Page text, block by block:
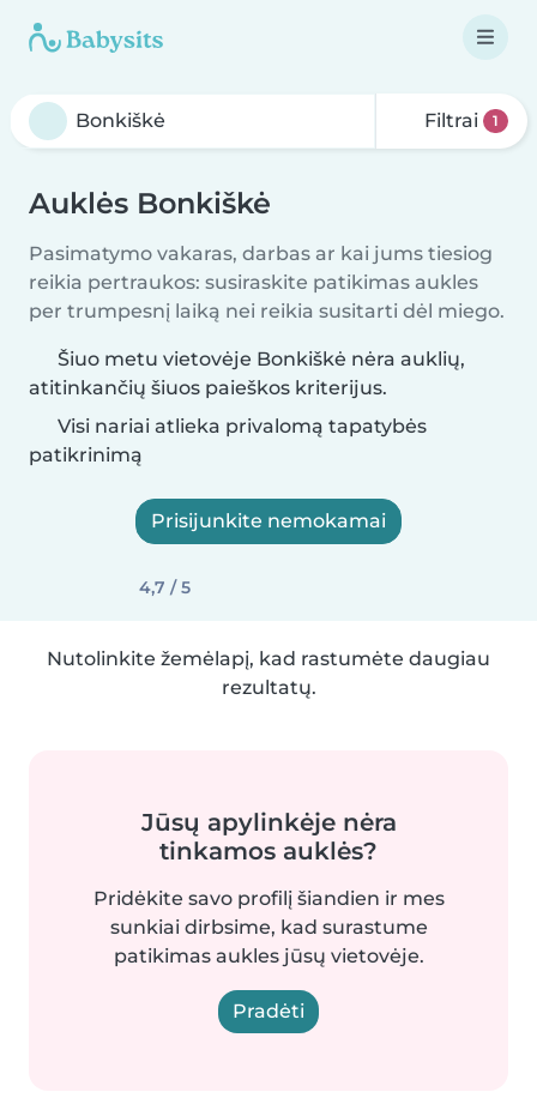
Filtrai 1
Auklės Bonkiškė
Pasimatymo vakaras, darbas ar kai jums tiesiog
reikia pertraukos: susiraskite patikimas aukles
per trumpesnį laiką nei reikia susitarti dėl miego.
Šiuo metu vietovėje Bonkiškė nėra auklių,
atitinkančių šiuos paieškos kriterijus.
Visi nariai atlieka privalomą tapatybės
patikrinimą
Prisijunkite nemokamai
4,7 / 5
Nutolinkite žemėlapį, kad rastumėte daugiau
rezultatų.
Jūsų apylinkėje nėra
tinkamos auklės?
Pridėkite savo profilį šiandien ir mes
sunkiai dirbsime, kad surastume
patikimas aukles jūsų vietovėje.
Pradėti